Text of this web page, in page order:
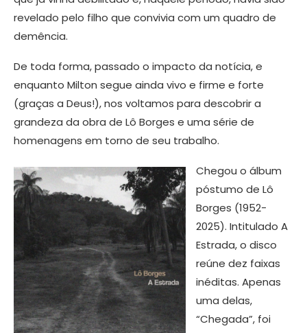
revelado pelo filho que convivia com um quadro de
demência.
De toda forma, passado o impacto da notícia, e
enquanto Milton segue ainda vivo e firme e forte
(graças a Deus!), nos voltamos para descobrir a
grandeza da obra de Lô Borges e uma série de
homenagens em torno de seu trabalho.
Chegou o álbum
póstumo de Lô
Borges (1952-
2025). Intitulado A
Estrada, o disco
reúne dez faixas
inéditas. Apenas
uma delas,
“Chegada”, foi